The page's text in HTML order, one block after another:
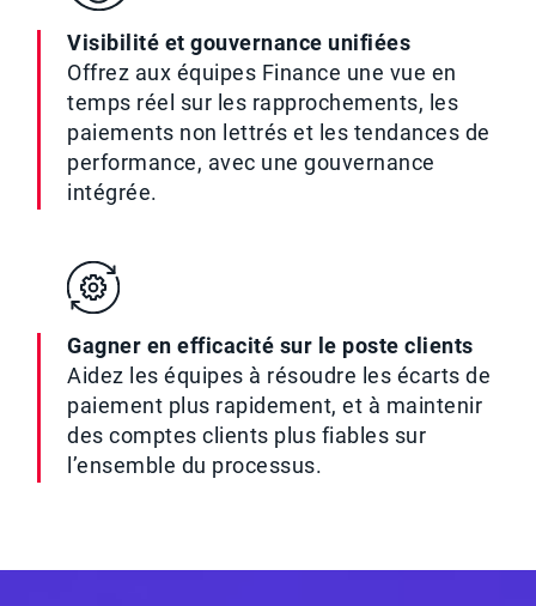
Visibilité et gouvernance unifiées
Offrez aux équipes Finance une vue en
temps réel sur les rapprochements, les
paiements non lettrés et les tendances de
performance, avec une gouvernance
intégrée.
Gagner en efficacité sur le poste clients
Aidez les équipes à résoudre les écarts de
paiement plus rapidement, et à maintenir
des comptes clients plus fiables sur
l’ensemble du processus.